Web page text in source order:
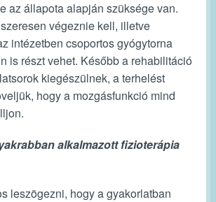
az állapota alapján szüksége van.
végeznie kell, illetve
intézetben csoportos gyógytorna
is részt vehet. Később a rehabilitáció
kiegészülnek, a terhelést
hogy a mozgásfunkció mind
alkalmazott fizioterápia
leszögezni, hogy a gyakorlatban